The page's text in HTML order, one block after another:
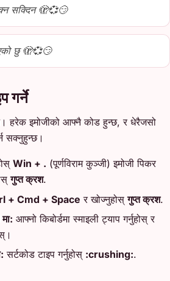
सक्दिन 🫣💞😏
छु 🫣💞😏
गर्ने
हरेक इमोजीको आफ्नै कोड हुन्छ, र धेरैजसो
सक्नुहुन्छ।
Win + . (पूर्णविराम कुञ्जी) इमोजी पिकर
गुप्त क्रश.
+ Cmd + Space र खोज्नुहोस्गुप्त क्रश.
आफ्नो किबोर्डमा स्माइली ट्याप गर्नुहोस् र
सर्टकोड टाइप गर्नुहोस् :crushing:.